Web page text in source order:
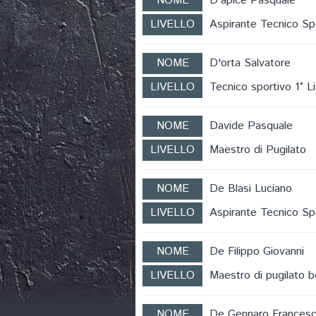
LIVELLO
Aspirante Tecnico
NOME
D'orta Salvatore
LIVELLO
Tecnico sportivo 1°
NOME
Davide Pasquale
LIVELLO
Maestro di Pugilato
NOME
De Blasi Luciano
LIVELLO
Aspirante Tecnico
NOME
De Filippo Giovanni
LIVELLO
Maestro di pugilato